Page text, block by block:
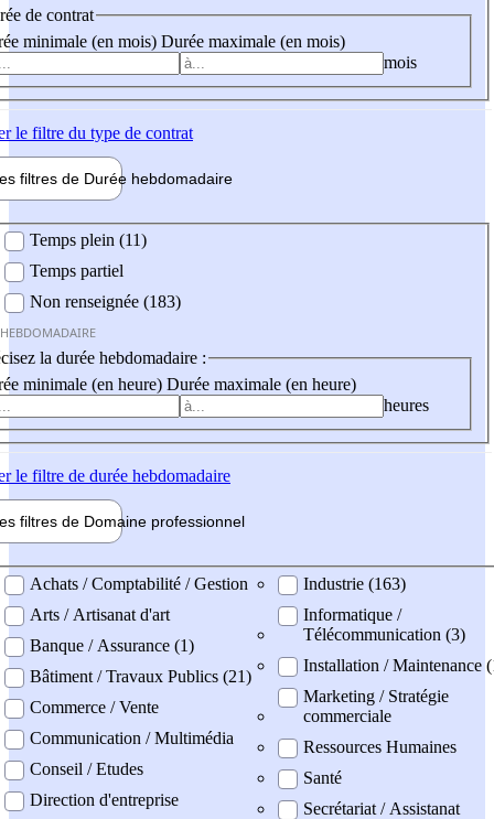
de contrat
minimale (en mois) Durée maximale (en mois)
mois
le filtre du type de contrat
filtres de Durée hebdomadaire
Temps plein (11)
Temps partiel
Non renseignée (183)
la durée hebdomadaire :
minimale (en heure) Durée maximale (en heure)
heures
le filtre de durée hebdomadaire
filtres de Domaine professionnel
professionel
Achats / Comptabilité / Gestion
Arts / Artisanat d'art
Banque / Assurance (1)
Bâtiment / Travaux Publics (21)
Commerce / Vente
Communication / Multimédia
Conseil / Etudes
Direction d'entreprise
Industrie (163)
Informatique /
Télécommunication (3)
Installation / Maintenance
Marketing / Stratégie
commerciale
Ressources Humaines
Santé
Secrétariat / Assistanat